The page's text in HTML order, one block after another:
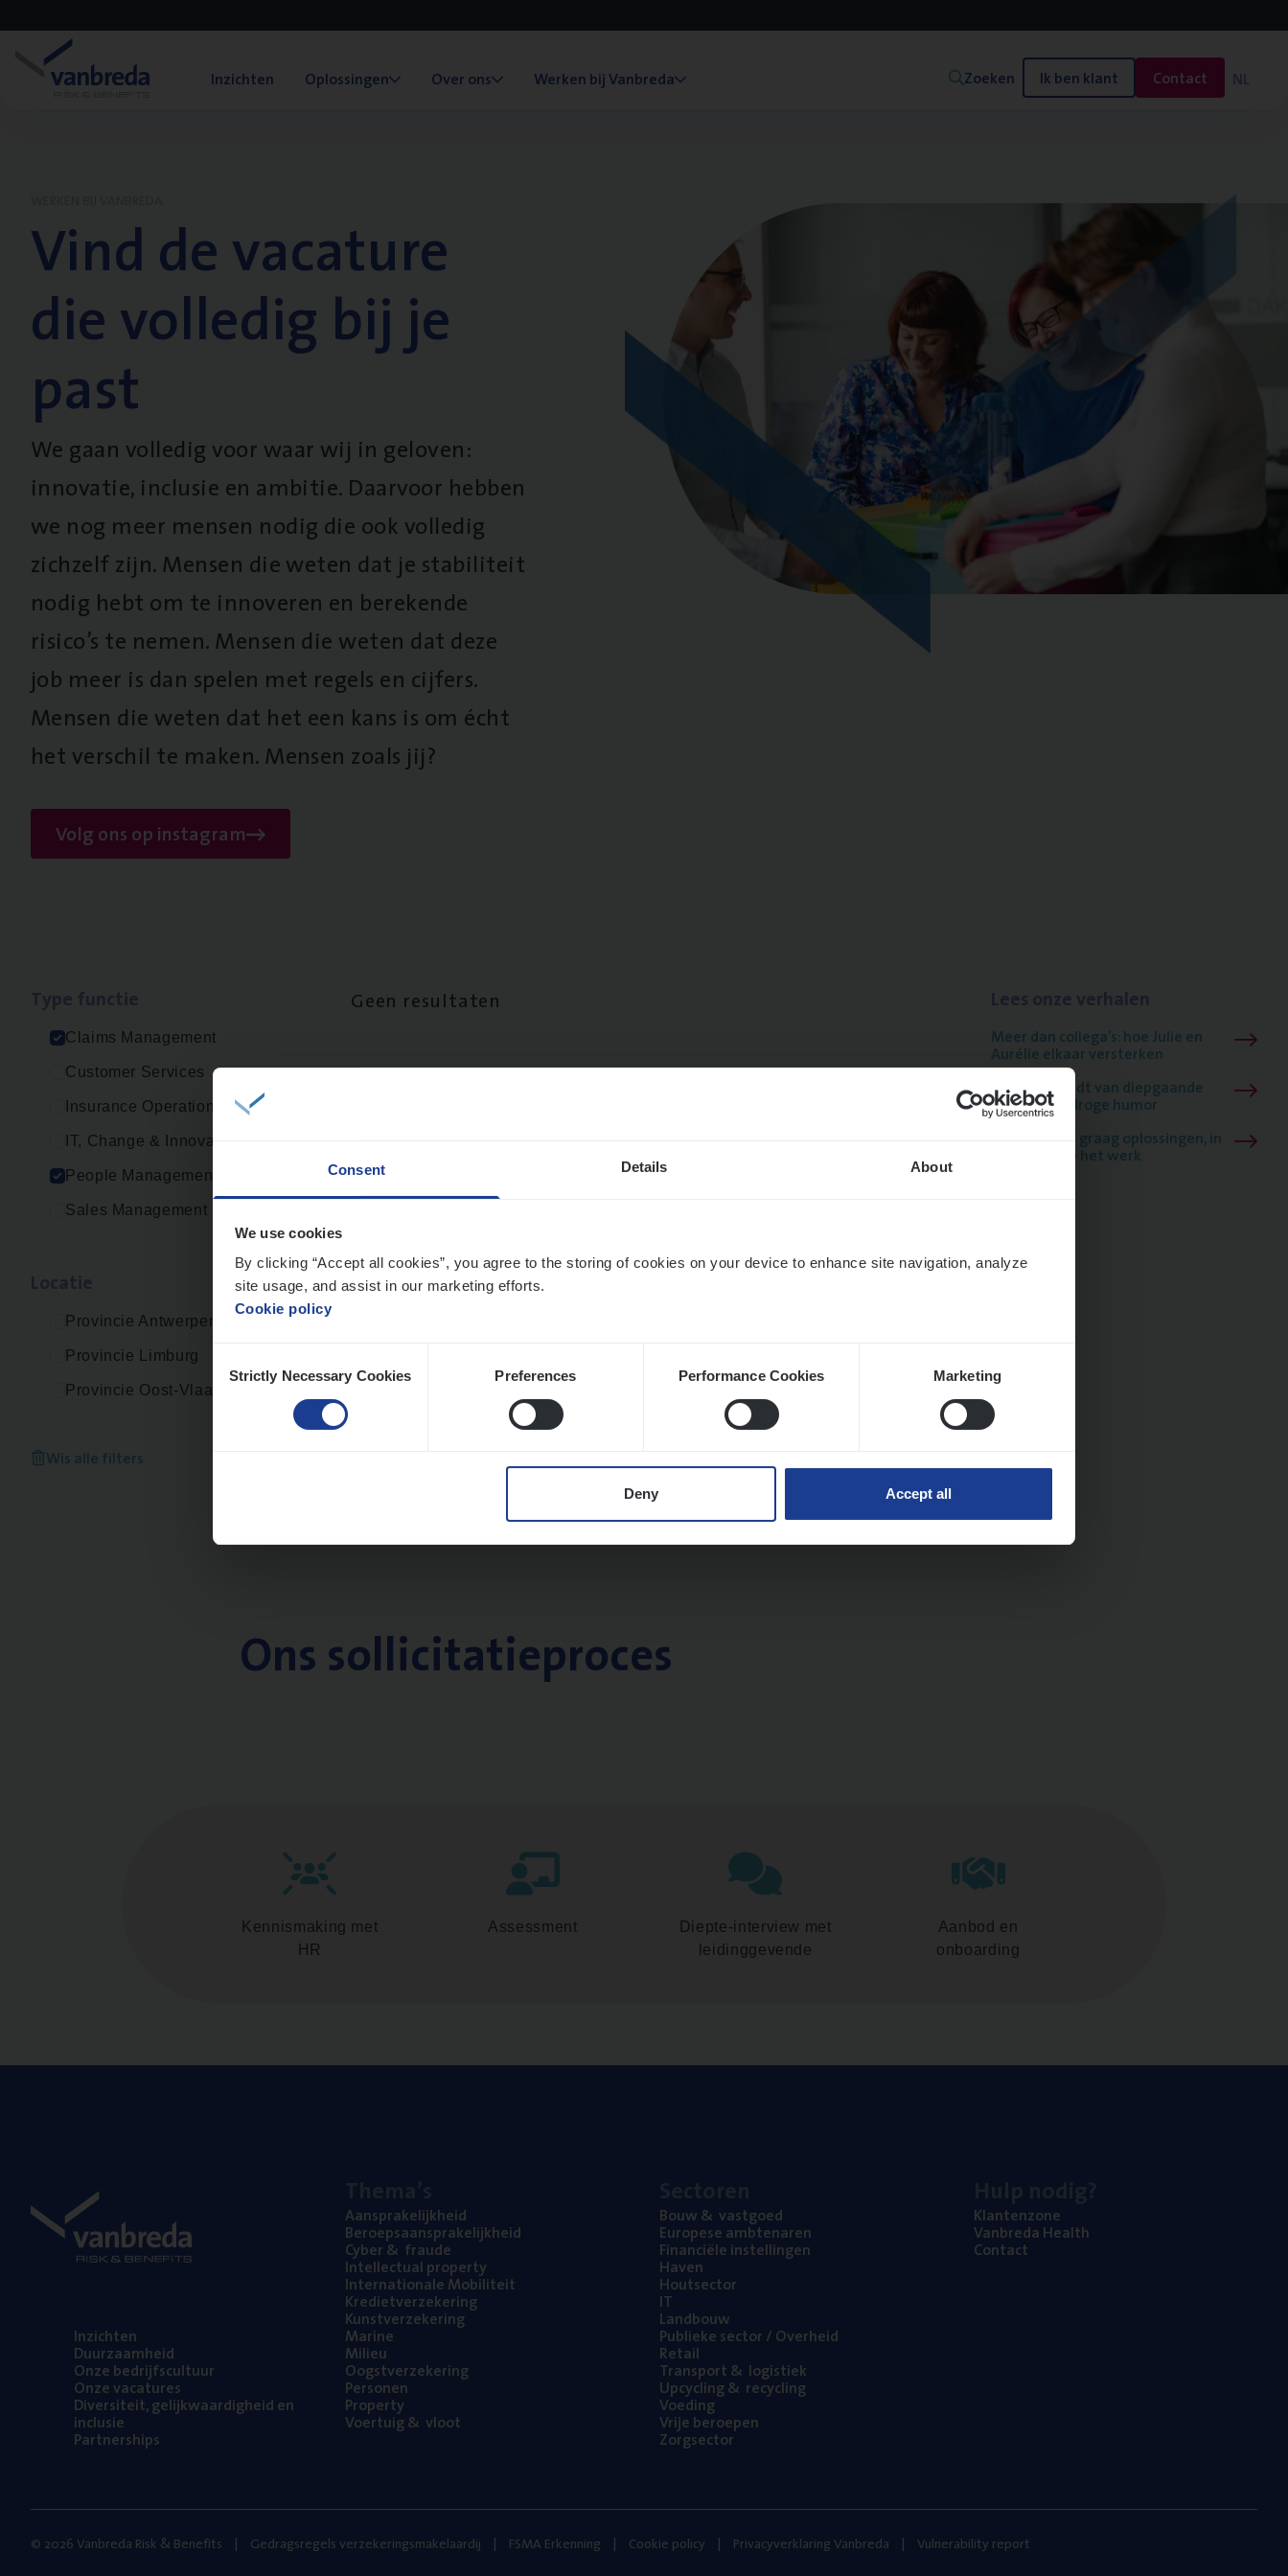
Consent Details About
We use cookies
By clicking “Accept all cookies”, you agree to the storing of cookies on your device to enhance site navigation, analyze
site usage, and assist in our marketing efforts.
Cookie policy
Selection
Strictly Necessary Cookies Preferences Performance Cookies Marketing
Deny Accept all
Inzichten Oplossingen Over ons Werken bij Vanbreda Zoeken Ik ben klant Contact NL
Vind de vacature
die volledig bij je
past
We gaan volledig voor waar wij in geloven:
innovatie, inclusie en ambitie. Daarvoor hebben
we nog meer mensen nodig die ook volledig
zichzelf zijn. Mensen die weten dat je stabiliteit
nodig hebt om te innoveren en berekende
risico’s te nemen. Mensen die weten dat deze
job meer is dan spelen met regels en cijfers.
Mensen die weten dat het een kans is om écht
het verschil te maken. Mensen zoals jij?
Volg ons op instagram
Claims Management
Customer Services
Insurance Operations
IT, Change & Innovation
People Management
Sales Management
Provincie Antwerpen
Provincie Limburg
Provincie Oost-Vlaanderen
Wis alle filters
Geen resultaten
Meer dan collega’s: hoe Julie en
Aurélie elkaar versterken
Mathias houdt van diepgaande
dossiers én droge humor
Thalia zoekt graag oplossingen, in
games én op het werk
Ons sollicitatieproces
Kennismaking met
HR
Assessment
Diepte-interview met
leidinggevende
Aanbod en
onboarding
Inzich­ten
Duur­zaam­heid
Onze bedrijfs­cul­tuur
Onze vaca­tu­res
Diver­si­teit, gelijk­waar­dig­heid en
inclusie
Part­ner­ships
Aan­spra­ke­lijk­heid
Beroeps­aan­spra­ke­lijk­heid
Cyber& fraude
Intel­lec­tu­al property
Inter­na­ti­o­na­le Mobiliteit
Kre­diet­ver­ze­ke­ring
Kunst­ver­ze­ke­ring
Mari­ne
Mili­eu
Oogst­ver­ze­ke­ring
Per­so­nen
Pro­per­ty
Voer­tuig& vloot
Bouw& vastgoed
Euro­pe­se ambtenaren
Finan­ci­ë­le instellingen
Haven
Hout­sec­tor
IT
Land­bouw
Publie­ke sec­tor / Overheid
Retail
Trans­port& logistiek
Upcy­cling& recycling
Voe­ding
Vrije beroe­pen
Zorg­sec­tor
Klan­ten­zo­ne
Van­b­re­da Health
Con­tact
© 2026 Vanbreda Risk & Benefits Gedragsregels verzekeringsmakelaardij FSMA Erkenning Cookie policy Privacyverklaring Vanbreda Vulnerability report